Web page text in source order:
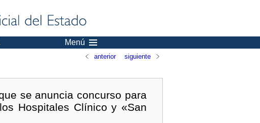
Menú
anterior siguiente
se anuncia concurso para
Hospitales Clínico y «San